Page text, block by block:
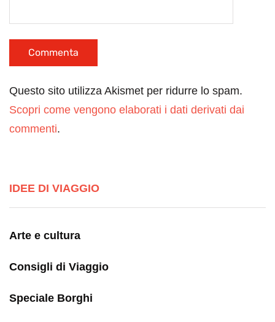
Questo sito utilizza Akismet per ridurre lo spam.
Scopri come vengono elaborati i dati derivati dai
commenti.
IDEE DI VIAGGIO
Arte e cultura
Consigli di Viaggio
Speciale Borghi